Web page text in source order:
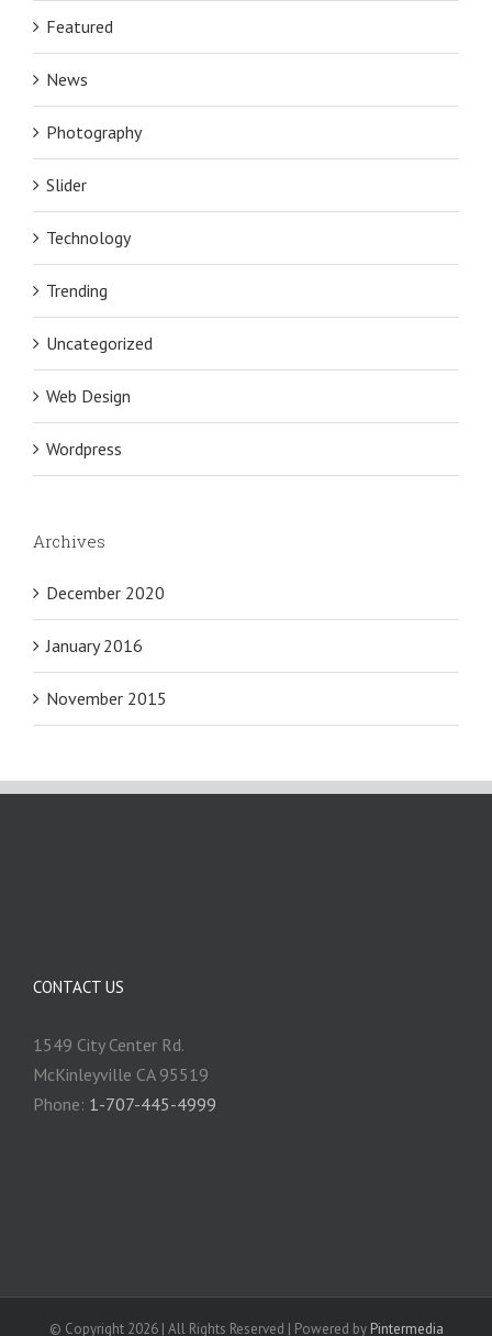
Featured
News
Photography
Slider
Technology
Trending
Uncategorized
Web Design
Wordpress
Archives
December 2020
January 2016
November 2015
CONTACT US
1549 City Center Rd.
McKinleyville CA 95519
Phone: 1-707-445-4999
© Copyright 2026 | All Rights Reserved | Powered by Pintermedia